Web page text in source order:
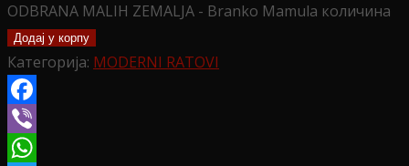
ODBRANA MALIH ZEMALJA - Branko Mamula количина
Додај у корпу
Категорија: MODERNI RATOVI
Facebook
Viber